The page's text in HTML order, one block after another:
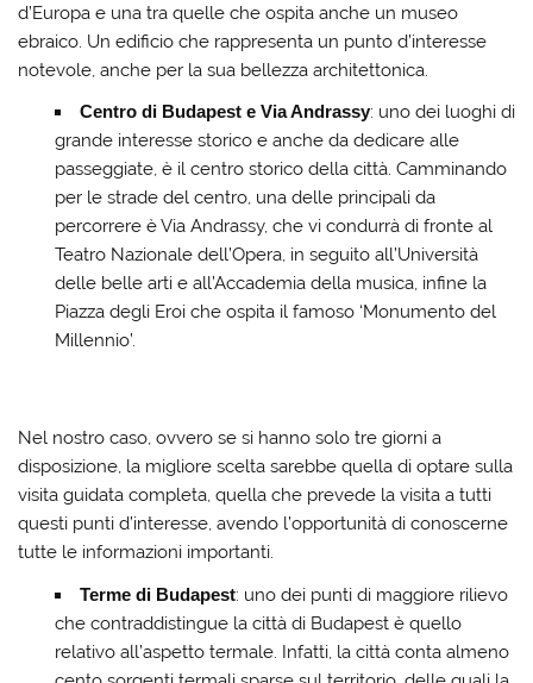
d’Europa e una tra quelle che ospita anche un museo
ebraico. Un edificio che rappresenta un punto d’interesse
notevole, anche per la sua bellezza architettonica.
Centro di Budapest e Via Andrassy: uno dei luoghi di
grande interesse storico e anche da dedicare alle
passeggiate, è il centro storico della città. Camminando
per le strade del centro, una delle principali da
percorrere è Via Andrassy, che vi condurrà di fronte al
Teatro Nazionale dell’Opera, in seguito all’Università
delle belle arti e all’Accademia della musica, infine la
Piazza degli Eroi che ospita il famoso ‘Monumento del
Millennio’.
Nel nostro caso, ovvero se si hanno solo tre giorni a
disposizione, la migliore scelta sarebbe quella di optare sulla
visita guidata completa, quella che prevede la visita a tutti
questi punti d’interesse, avendo l’opportunità di conoscerne
tutte le informazioni importanti.
Terme di Budapest: uno dei punti di maggiore rilievo
che contraddistingue la città di Budapest è quello
relativo all’aspetto termale. Infatti, la città conta almeno